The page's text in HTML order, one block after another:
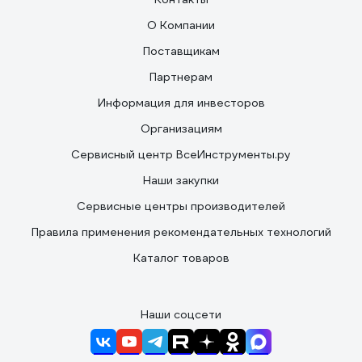
О Компании
Поставщикам
Партнерам
Информация для инвесторов
Организациям
Сервисный центр ВсеИнструменты.ру
Наши закупки
Сервисные центры производителей
Правила применения рекомендательных технологий
Каталог товаров
Наши соцсети